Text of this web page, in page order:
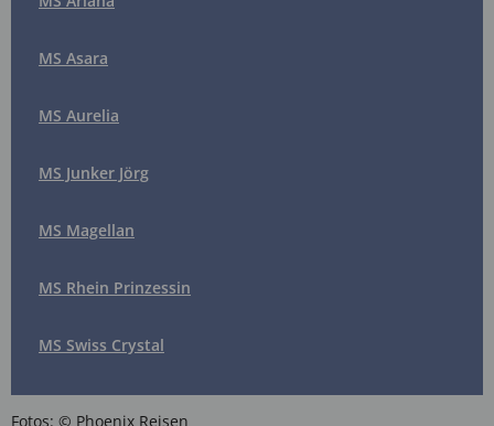
MS Asara
MS Aurelia
MS Junker Jörg
MS Magellan
MS Rhein Prinzessin
MS Swiss Crystal
Fotos: © Phoenix Reisen